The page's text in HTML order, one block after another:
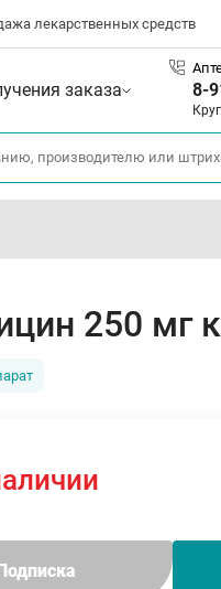
лекарственных средств
заказа 8-
250 мг